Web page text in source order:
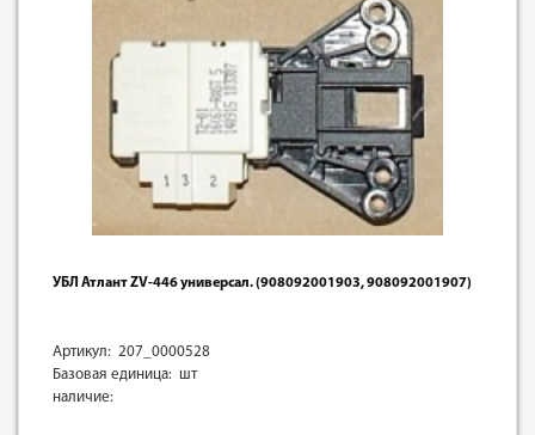
УБЛ Атлант ZV-446 универсал. (908092001903, 908092001907)
Артикул: 207_0000528
Базовая единица: шт
наличие: